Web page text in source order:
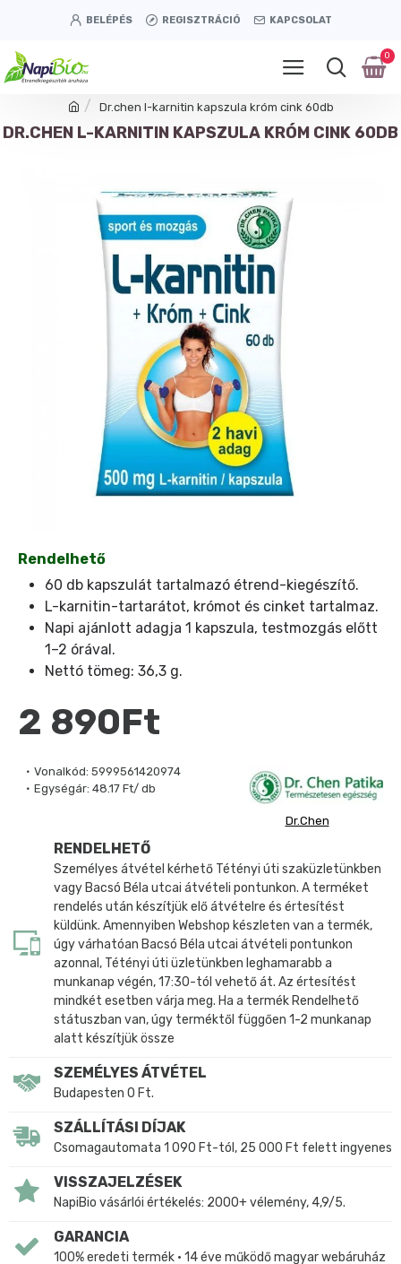
BELÉPÉS REGISZTRÁCIÓ KAPCSOLAT
0
Dr.chen l-karnitin kapszula króm cink 60db
DR.CHEN L-KARNITIN KAPSZULA KRÓM CINK 60DB
Vonalkód: 5999561420974
Egységár: 48.17 Ft/ db
Dr.Chen
Rendelhető
2 890Ft
60 db kapszulát tartalmazó étrend-kiegészítő.
L-karnitin-tartarátot, krómot és cinket tartalmaz.
Napi ajánlott adagja 1 kapszula, testmozgás előtt
1–2 órával.
Nettó tömeg: 36,3 g.
RENDELHETŐ
Személyes átvétel kérhető Tétényi úti szaküzletünkben
vagy Bacsó Béla utcai átvételi pontunkon. A terméket
rendelés után készítjük elő átvételre és értesítést
küldünk. Amennyiben Webshop készleten van a termék,
úgy várhatóan Bacsó Béla utcai átvételi pontunkon
azonnal, Tétényi úti üzletünkben leghamarabb a
munkanap végén, 17:30-tól vehető át. Az értesítést
mindkét esetben várja meg. Ha a termék Rendelhető
státuszban van, úgy terméktől függően 1-2 munkanap
alatt készítjük össze
SZEMÉLYES ÁTVÉTEL
Budapesten 0 Ft.
SZÁLLÍTÁSI DÍJAK
Csomagautomata 1 090 Ft-tól, 25 000 Ft felett ingyenes
VISSZAJELZÉSEK
NapiBio vásárlói értékelés: 2000+ vélemény, 4,9/5.
GARANCIA
100% eredeti termék • 14 éve működő magyar webáruház